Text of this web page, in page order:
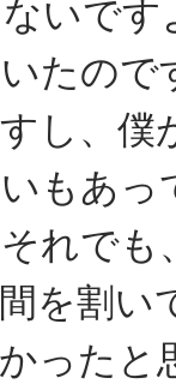
いで
たので
し、僕
もあっ
れでも
を割い
ったと